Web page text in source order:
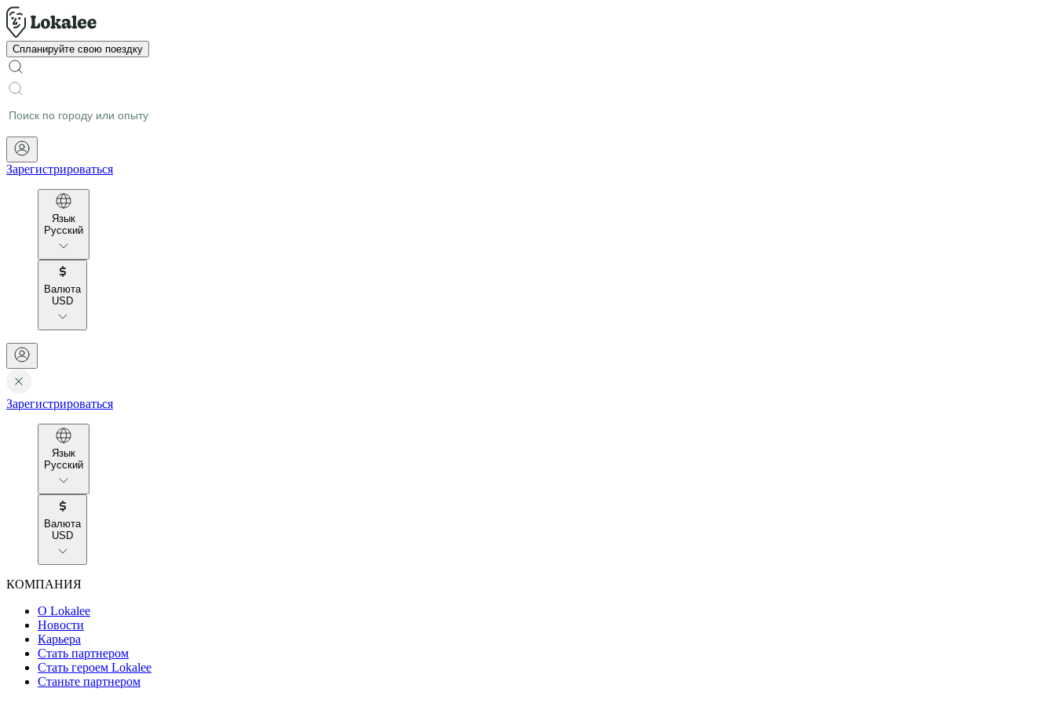
Спланируйте свою поездку
Зарегистрироваться
Язык
Русский
Валюта
USD
Зарегистрироваться
Язык
Русский
Валюта
USD
КОМПАНИЯ
О Lokalee
Новости
Карьера
Стать партнером
Стать героем Lokalee
Станьте партнером